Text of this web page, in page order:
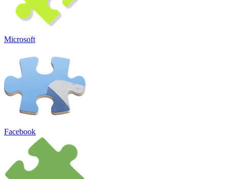
Microsoft
Facebook